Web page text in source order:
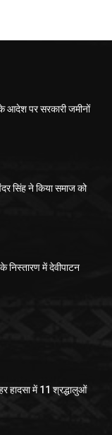
पर सरकारी जमीनों
सिंह ने किया समाज को
निस्तारण में देवीपाटन
हादसा में 11 श्रद्धालुओं